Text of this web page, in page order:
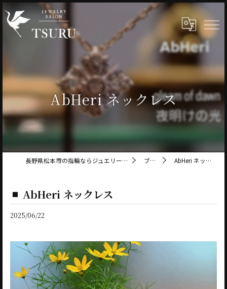
AbHeri ネックレス
長野県松本市の指輪ならジュエリーサロン鶴 ブログ AbHeri ネックレス
AbHeri ネックレス
2025/06/22